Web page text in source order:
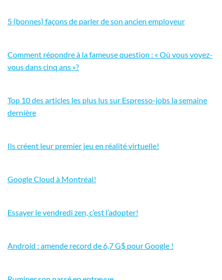
5 (bonnes) façons de parler de son ancien employeur
Comment répondre à la fameuse question : « Où vous voyez-
vous dans cinq ans »?
Top 10 des articles les plus lus sur Espresso-jobs la semaine
dernière
Ils créent leur premier jeu en réalité virtuelle!
Google Cloud à Montréal!
Essayer le vendredi zen, c’est l’adopter!
Android : amende record de 6,7 G$ pour Google !